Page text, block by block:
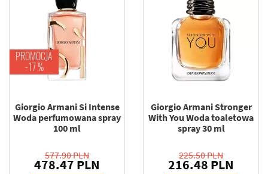
PROMOCJA
-17 %
Giorgio Armani Si Intense
Woda perfumowana spray
100 ml
577.90 PLN
478.47 PLN
Giorgio Armani Stronger
With You Woda toaletowa
spray 30 ml
225.50 PLN
216.48 PLN